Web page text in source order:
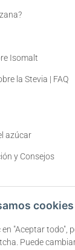
cookies
en "Aceptar todo",
Puede
Isomalt
la Stevia | FAQ
azúcar
y Consejos